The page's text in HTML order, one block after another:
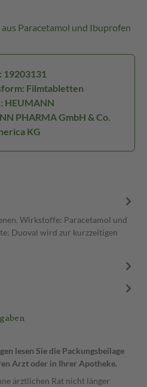
Paracetamol und Ibuprofen
19203131
Filmtabletten
HEUMANN
PHARMA GmbH & Co.
KG
Wirkstoffe: Paracetamol und
Duoval wird zur kurzzeitigen
lesen Sie die Packungsbeilage
Arzt oder in Ihrer Apotheke.
ärztlichen Rat nicht länger